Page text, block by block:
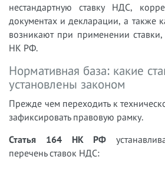
нестандартную ставку НДС,
документах и декларации, а также
возникают при применении
НК РФ.
Нормативная база: какие
установлены законом
Прежде чем переходить к
зафиксировать правовую рамку.
Статья 164 НК РФ
перечень ставок НДС: